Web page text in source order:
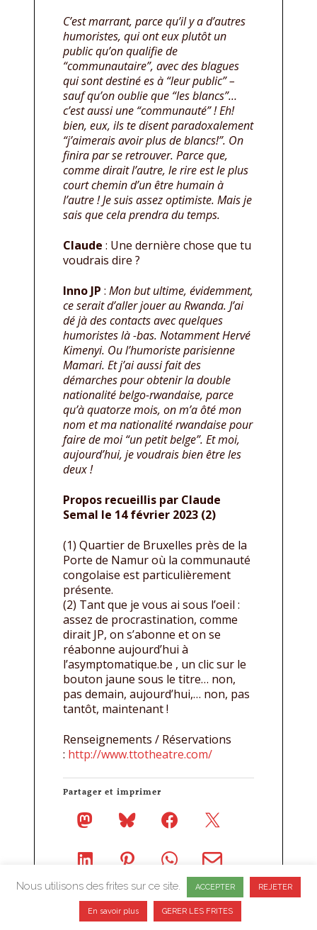
C’est marrant, parce qu’il y a d’autres
humoristes, qui ont eux plutôt un
public qu’on qualifie de
“communautaire”, avec des blagues
qui sont destiné es à “leur public” –
sauf qu’on oublie que “les blancs”…
c’est aussi une “communauté” ! Eh!
bien, eux, ils te disent paradoxalement
“j’aimerais avoir plus de blancs!”. On
finira par se retrouver. Parce que,
comme dirait l’autre, le rire est le plus
court chemin d’un être humain à
l’autre ! Je suis assez optimiste. Mais je
sais que cela prendra du temps.
Claude : Une dernière chose que tu
voudrais dire ?
Inno JP : Mon but ultime, évidemment,
ce serait d’aller jouer au Rwanda. J’ai
dé jà des contacts avec quelques
humoristes là -bas. Notamment Hervé
Kimenyi. Ou l’humoriste parisienne
Mamari. Et j’ai aussi fait des
démarches pour obtenir la double
nationalité belgo-rwandaise, parce
qu’à quatorze mois, on m’a ôté mon
nom et ma nationalité rwandaise pour
faire de moi “un petit belge”. Et moi,
aujourd’hui, je voudrais bien être les
deux !
Propos recueillis par Claude
Semal le 14 février 2023 (2)
(1) Quartier de Bruxelles près de la
Porte de Namur où la communauté
congolaise est particulièrement
présente.
(2) Tant que je vous ai sous l’oeil :
assez de procrastination, comme
dirait JP, on s’abonne et on se
réabonne aujourd’hui à
l’asymptomatique.be , un clic sur le
bouton jaune sous le titre… non,
pas demain, aujourd’hui,… non, pas
tantôt, maintenant !
Renseignements / Réservations
: http://www.ttotheatre.com/
Partager et imprimer
Nous utilisons des frites sur ce site. ACCEPTER REJETER
En savoir plus GERER LES FRITES